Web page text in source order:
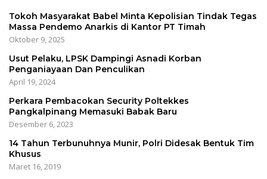
Tokoh Masyarakat Babel Minta Kepolisian Tindak Tegas
Massa Pendemo Anarkis di Kantor PT Timah
Oktober 9, 2025
Usut Pelaku, LPSK Dampingi Asnadi Korban
Penganiayaan Dan Penculikan
April 19, 2024
Perkara Pembacokan Security Poltekkes
Pangkalpinang Memasuki Babak Baru
Desember 6, 2023
14 Tahun Terbunuhnya Munir, Polri Didesak Bentuk Tim
Khusus
Maret 16, 2019